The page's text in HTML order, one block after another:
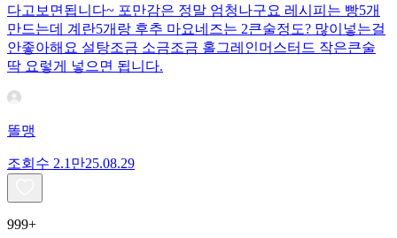
다고보면됩니다~ 포만감은 정말 엄청나구요 레시피는 빵5개
만드는데 계란5개랑 후추 마요네즈는 2큰술정도? 많이넣는걸
안좋아해요 설탕조금 소금조금 홀그레인머스터드 작은큰술
딱 요렇게 넣으면 됩니다.
똘맹
조회수 2.1만25.08.29
999+